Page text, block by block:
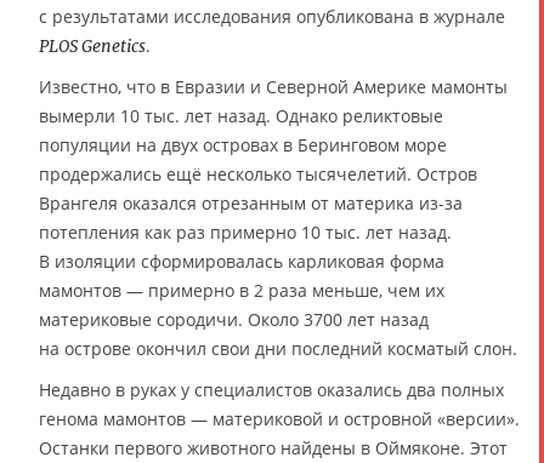
с результатами исследования опубликована в журнале
PLOS Genetics.
Известно, что в Евразии и Северной Америке мамонты
вымерли 10 тыс. лет назад. Однако реликтовые
популяции на двух островах в Беринговом море
продержались ещё несколько тысячелетий. Остров
Врангеля оказался отрезанным от материка из-за
потепления как раз примерно 10 тыс. лет назад.
В изоляции сформировалась карликовая форма
мамонтов — примерно в 2 раза меньше, чем их
материковые сородичи. Около 3700 лет назад
на острове окончил свои дни последний косматый слон.
Недавно в руках у специалистов оказались два полных
генома мамонтов — материковой и островной «версии».
Останки первого животного найдены в Оймяконе. Этот